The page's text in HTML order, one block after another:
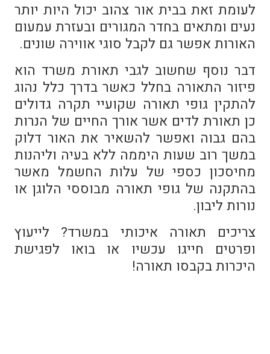
לעומת זאת בבית אור צהוב יכול היות יותר
נעים ומתאים בחדר המגורים ובעזרת עמעום
האורות אפשר גם לקבל סוגי אווירה שונים.
דבר נוסף שחשוב לגבי תאורת משרד הוא
פיזור התאורה בחלל כאשר בדרך כלל נהוג
להתקין גופי תאורה שקועיי תקרה גדולים
כן תאורת לדים אשר אורך החיים של הנרות
בהם גבוה ואפשר להשאיר את האור דלוק
במשך רוב שעות היממה ללא בעיה וליהנות
מחיסכון כספי של עלות החשמל מאשר
בהתקנה של גופי תאורה מבוססי הלוגן או
נורות ליבון.
צריכים תאורה איכותי במשרד? לייעוץ
ופרטים חייגו עכשיו או בואו לפגישת
היכרות בקבסו תאורה!